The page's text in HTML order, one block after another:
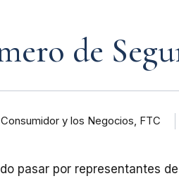
de
y los Negocios, FTC
pasar por representantes de